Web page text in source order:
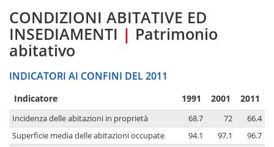
CONDIZIONI ABITATIVE ED
INSEDIAMENTI | Patrimonio
abitativo
INDICATORI AI CONFINI DEL 2011
Indicatore 1991 2001 2011
Incidenza delle abitazioni in proprietà 68.7 72
66.4
Superficie media delle abitazioni occupate
94.1 97.1
96.7